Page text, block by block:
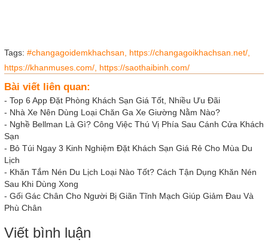
Tags: #changagoidemkhachsan, https://changagoikhachsan.net/,
https://khanmuses.com/, https://saothaibinh.com/
Bài viết liên quan:
- Top 6 App Đặt Phòng Khách Sạn Giá Tốt, Nhiều Ưu Đãi
- Nhà Xe Nên Dùng Loại Chăn Ga Xe Giường Nằm Nào?
- Nghề Bellman Là Gì? Công Việc Thú Vị Phía Sau Cánh Cửa Khách
Sạn
- Bỏ Túi Ngay 3 Kinh Nghiệm Đặt Khách Sạn Giá Rẻ Cho Mùa Du
Lịch
- Khăn Tắm Nén Du Lịch Loại Nào Tốt? Cách Tận Dụng Khăn Nén
Sau Khi Dùng Xong
- Gối Gác Chân Cho Người Bị Giãn Tĩnh Mạch Giúp Giảm Đau Và
Phù Chân
Viết bình luận